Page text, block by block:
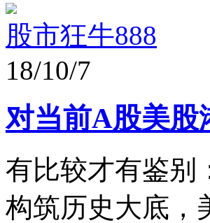
股市狂牛888
18/10/7
对当前A股美股
有比较才有鉴别
构筑历史大底，